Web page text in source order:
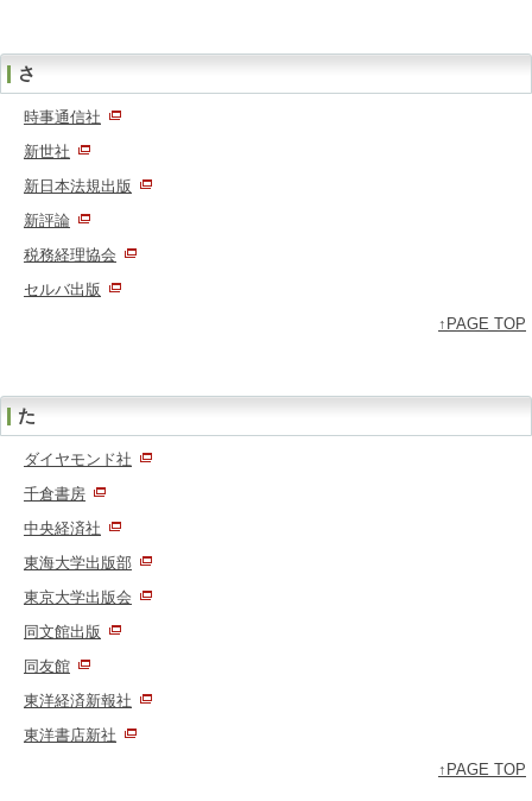
さ
時事通信社
新世社
新日本法規出版
新評論
税務経理協会
セルバ出版
↑PAGE TOP
た
ダイヤモンド社
千倉書房
中央経済社
東海大学出版部
東京大学出版会
同文館出版
同友館
東洋経済新報社
東洋書店新社
↑PAGE TOP